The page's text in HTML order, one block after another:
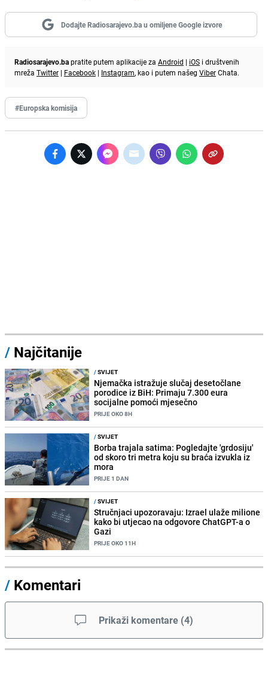
Dodajte Radiosarajevo.ba u omiljene Google izvore
Radiosarajevo.bapratite putem aplikacije za Android | iOS i društvenih
mreža Twitter | Facebook | Instagram, kao i putem našeg ViberChata.
#Europska komisija
/ Najčitanije
/SVIJET
Njemačka istražuje slučaj desetočlane
porodice iz BiH: Primaju 7.300 eura
socijalne pomoći mjesečno
PRIJE OKO 8H
/SVIJET
Borba trajala satima: Pogledajte 'grdosiju'
od skoro tri metra koju su braća izvukla iz
mora
PRIJE 1 DAN
/SVIJET
Stručnjaci upozoravaju: Izrael ulaže milione
kako bi utjecao na odgovore ChatGPT-a o
Gazi
PRIJE OKO 11H
/ Komentari
Prikaži komentare (4)